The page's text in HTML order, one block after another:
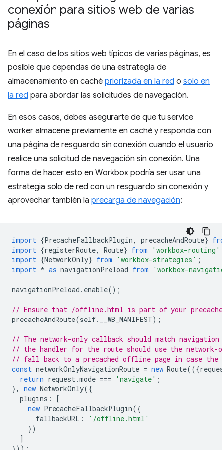
conexión para sitios web de varias
páginas
En el caso de los sitios web típicos de varias páginas, es
posible que dependas de una estrategia de
almacenamiento en caché priorizada en la red o solo en
la red para abordar las solicitudes de navegación.
En esos casos, debes asegurarte de que tu service
worker almacene previamente en caché y responda con
una página de resguardo sin conexión cuando el usuario
realice una solicitud de navegación sin conexión. Una
forma de hacer esto en Workbox podría ser usar una
estrategia solo de red con un resguardo sin conexión y
aprovechar también la precarga de navegación:
import {PrecacheFallbackPlugin, precacheAndRoute}
import {registerRoute, Route} from 'workbox-routing'
import {NetworkOnly} from 'workbox-strategies' ;
import * as navigationPreload from 'workbox-
navigationPreload . enable();
// Ensure that /offline.html is part of your
precacheAndRoute(self. __WB_MANIFEST);
// The network-only callback should match navigation
// the handler for the route should use the
// fall back to a precached offline page in case
const networkOnlyNavigationRoute = new Route(({
return request.mode === 'navigate' ;
},
new NetworkOnly({
plugins :
[
new PrecacheFallbackPlugin({
fallbackURL :
'/offline.html'
})
]